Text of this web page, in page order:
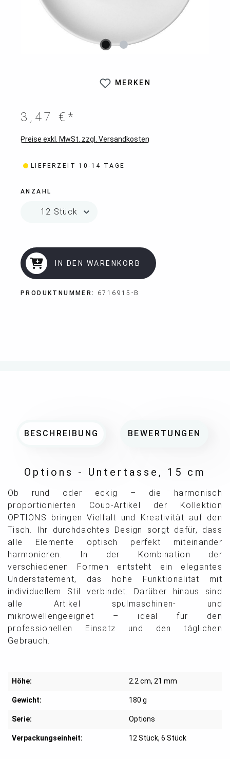
MERKEN
3,47 €*
Preise exkl. MwSt. zzgl. Versandkosten
LIEFERZEIT 10-14 TAGE
ANZAHL
IN DEN WARENKORB
PRODUKTNUMMER: 6716915-B
BESCHREIBUNG BEWERTUNGEN
Options - Untertasse, 15 cm
Ob rund oder eckig – die harmonisch
proportionierten Coup-Artikel der Kollektion
OPTIONS bringen Vielfalt und Kreativität auf den
Tisch. Ihr durchdachtes Design sorgt dafür, dass
alle Elemente optisch perfekt miteinander
harmonieren. In der Kombination der
verschiedenen Formen entsteht ein elegantes
Understatement, das hohe Funktionalität mit
individuellem Stil verbindet. Darüber hinaus sind
alle Artikel spülmaschinen- und
mikrowellengeeignet – ideal für den
professionellen Einsatz und den täglichen
Gebrauch.
Höhe: 2.2 cm, 21 mm
Gewicht: 180 g
Serie: Options
Verpackungseinheit: 12 Stück, 6 Stück